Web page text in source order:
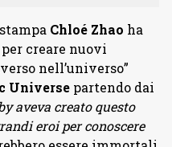
Chloé Zhao ha
creare nuovi
nell’universo”
Universe partendo dai
aveva creato questo
eroi per conoscere